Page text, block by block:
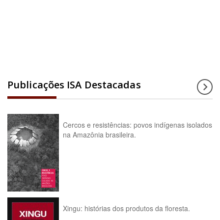
Publicações ISA Destacadas
Cercos e resistências: povos indígenas isolados
na Amazônia brasileira.
Xingu: histórias dos produtos da floresta.